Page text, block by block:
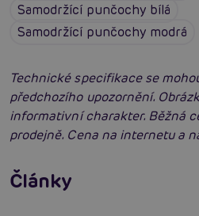
Samodržící punčochy bílá
Samodržící punčochy modrá
Technické specifikace se
předchozího upozornění.
informativní charakter. Běžná
prodejně. Cena na internetu a
Články
neodolatelně sexy
Číst více
Erotická inteligence: